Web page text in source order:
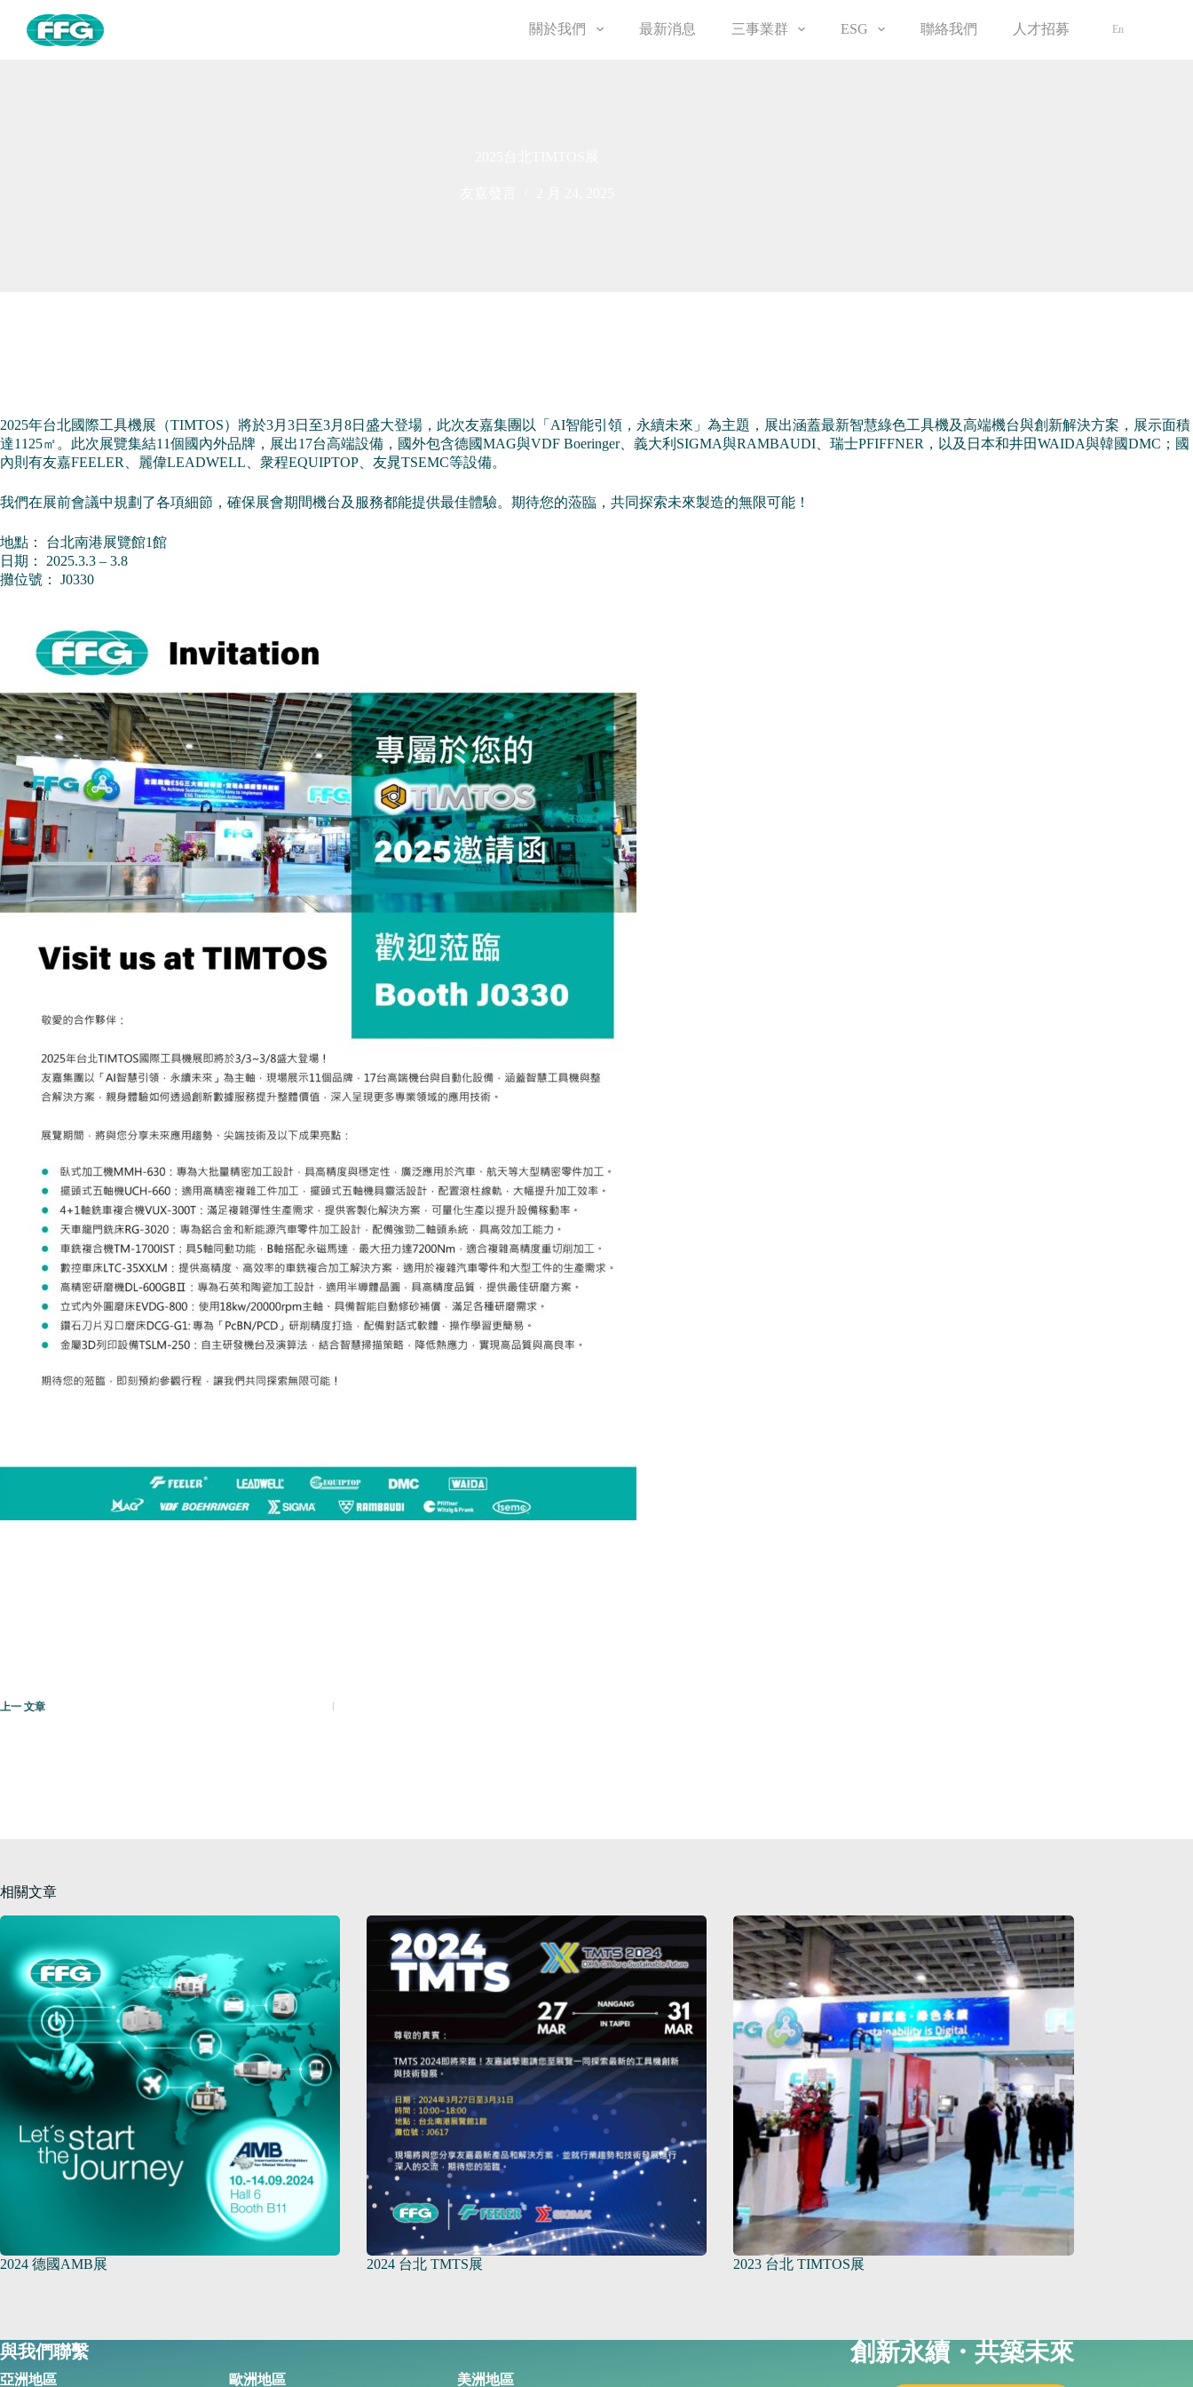
關於我們 最新消息 三事業群 ESG 聯絡我們 人才招募 En
2025年台北國際工具機展（TIMTOS）將於3月3日至3月8日盛大登場，此次友嘉集團以「AI智能引領，永續未來」為主題，展出涵蓋最新智慧綠色工具機及高端機台與創新解決方案，展示面積
達1125㎡。此次展覽集結11個國內外品牌，展出17台高端設備，國外包含德國MAG與VDF Boeringer、義大利SIGMA與RAMBAUDI、瑞士PFIFFNER，以及日本和井田WAIDA與韓國DMC；國
內則有友嘉FEELER、麗偉LEADWELL、衆程EQUIPTOP、友晁TSEMC等設備。
我們在展前會議中規劃了各項細節，確保展會期間機台及服務都能提供最佳體驗。期待您的蒞臨，共同探索未來製造的無限可能！
地點： 台北南港展覽館1館
日期： 2025.3.3 – 3.8
攤位號： J0330
上一 文章
相關文章
2024 德國AMB展 2024 台北 TMTS展 2023 台北 TIMTOS展
與我們聯繫
亞洲地區 歐洲地區 美洲地區
創新永續・共築未來